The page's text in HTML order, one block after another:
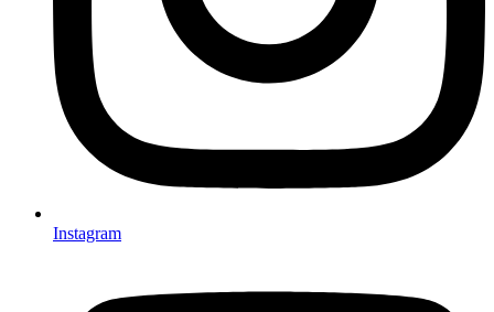
Instagram